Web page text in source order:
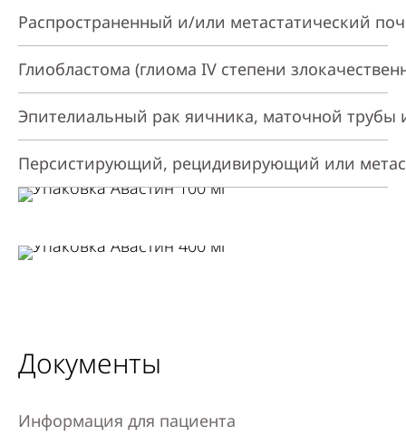
Распространенный и/или метастатический
Глиобластома (глиома IV степени
Эпителиальный рак яичника, маточной
Персистирующий, рецидивирующий или
Документы
Информация для пациента